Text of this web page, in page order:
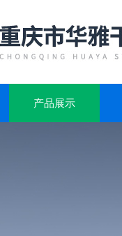
产品展示